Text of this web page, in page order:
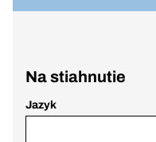
Na stiahnutie
Jazyk